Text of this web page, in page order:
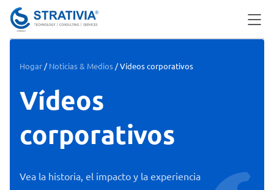
content
Hogar / Noticias & Medios /Vídeos corporativos
Vídeos
corporativos
Vea la historia, el impacto y la experiencia